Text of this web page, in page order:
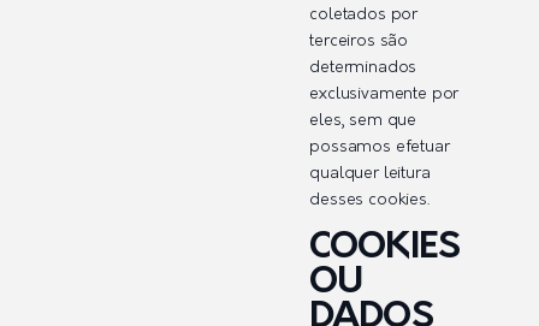
coletados por
terceiros são
determinados
exclusivamente por
eles, sem que
possamos efetuar
qualquer leitura
desses cookies.
COOKIES
OU
DADOS